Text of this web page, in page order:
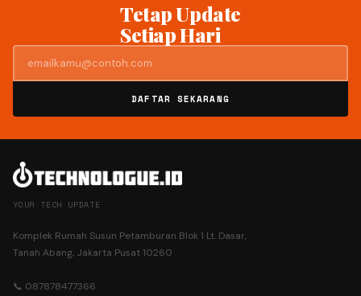
Tetap Update
Setiap Hari
DAFTAR SEKARANG
YOUR TECH UPDATE
Komplek Rumah Susun Petamburan Blok 1 Lt. Dasar,
Tanah Abang, Jakarta Pusat 10260
📞 087878477366